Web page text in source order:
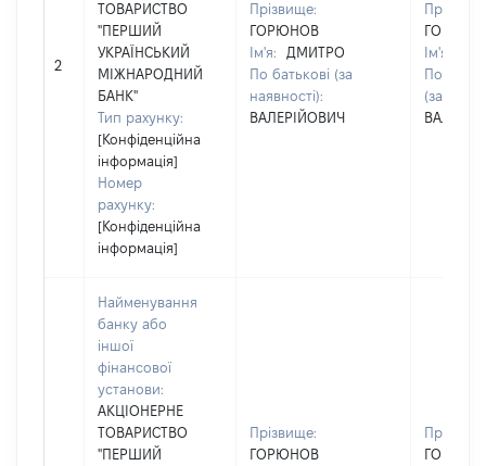
2
ТОВАРИСТВО
"ПЕРШИЙ
УКРАЇНСЬКИЙ
МІЖНАРОДНИЙ
БАНК"
Тип рахунку:
[Конфіденційна
інформація]
Номер
рахунку:
[Конфіденційна
інформація]
Прізвище:
ГОРЮНОВ
Ім'я:
ДМИТРО
По батькові (за
наявності):
ВАЛЕРІЙОВИЧ
Ім'я:
По
(за
Найменування
банку або
іншої
фінансової
установи:
АКЦІОНЕРНЕ
ТОВАРИСТВО
"ПЕРШИЙ
Прізвище:
ГОРЮНОВ